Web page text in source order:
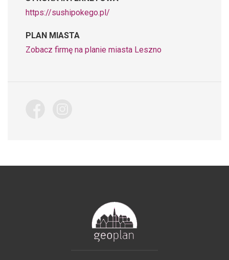
https://sushipokego.pl/
PLAN MIASTA
Zobacz firmę na planie miasta Leszno